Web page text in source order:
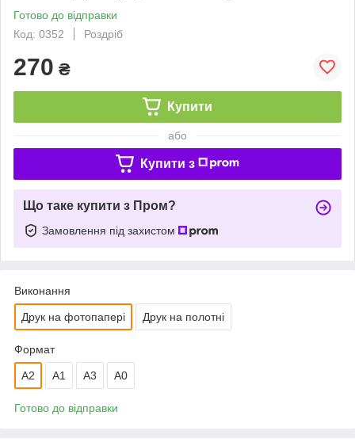
Готово до відправки
Код: 0352
Роздріб
270 ₴
Купити
або
Купити з
Що таке купити з Пром?
Замовлення під захистом
Виконання
Друк на фотопапері Друк на полотні
Формат
A2 А1 A3 A0
Готово до відправки